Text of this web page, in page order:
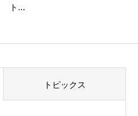
ト...
トピックス